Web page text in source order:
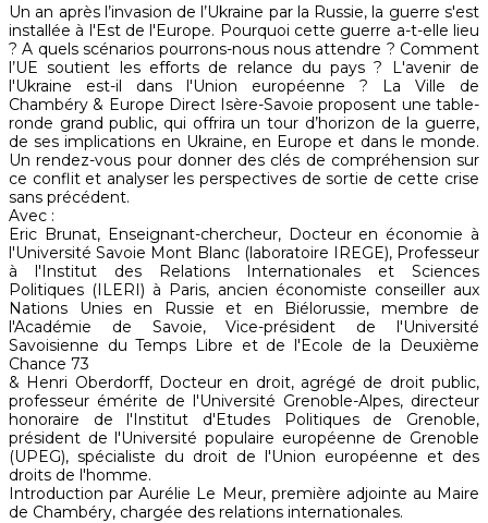
Un an après l’invasion de l’Ukraine par la Russie, la guerre s'est
installée à l'Est de l'Europe. Pourquoi cette guerre a-t-elle lieu
? A quels scénarios pourrons-nous nous attendre ? Comment
l’UE soutient les efforts de relance du pays ? L'avenir de
l'Ukraine est-il dans l'Union européenne ? La Ville de
Chambéry & Europe Direct Isère-Savoie proposent une table-
ronde grand public, qui offrira un tour d’horizon de la guerre,
de ses implications en Ukraine, en Europe et dans le monde.
Un rendez-vous pour donner des clés de compréhension sur
ce conflit et analyser les perspectives de sortie de cette crise
sans précédent.
Avec :
Eric Brunat, Enseignant-chercheur, Docteur en économie à
l'Université Savoie Mont Blanc (laboratoire IREGE), Professeur
à l'Institut des Relations Internationales et Sciences
Politiques (ILERI) à Paris, ancien économiste conseiller aux
Nations Unies en Russie et en Biélorussie, membre de
l'Académie de Savoie, Vice-président de l'Université
Savoisienne du Temps Libre et de l'Ecole de la Deuxième
Chance 73
& Henri Oberdorff, Docteur en droit, agrégé de droit public,
professeur émérite de l'Université Grenoble-Alpes, directeur
honoraire de l'Institut d'Etudes Politiques de Grenoble,
président de l'Université populaire européenne de Grenoble
(UPEG), spécialiste du droit de l'Union européenne et des
droits de l'homme.
Introduction par Aurélie Le Meur, première adjointe au Maire
de Chambéry, chargée des relations internationales.